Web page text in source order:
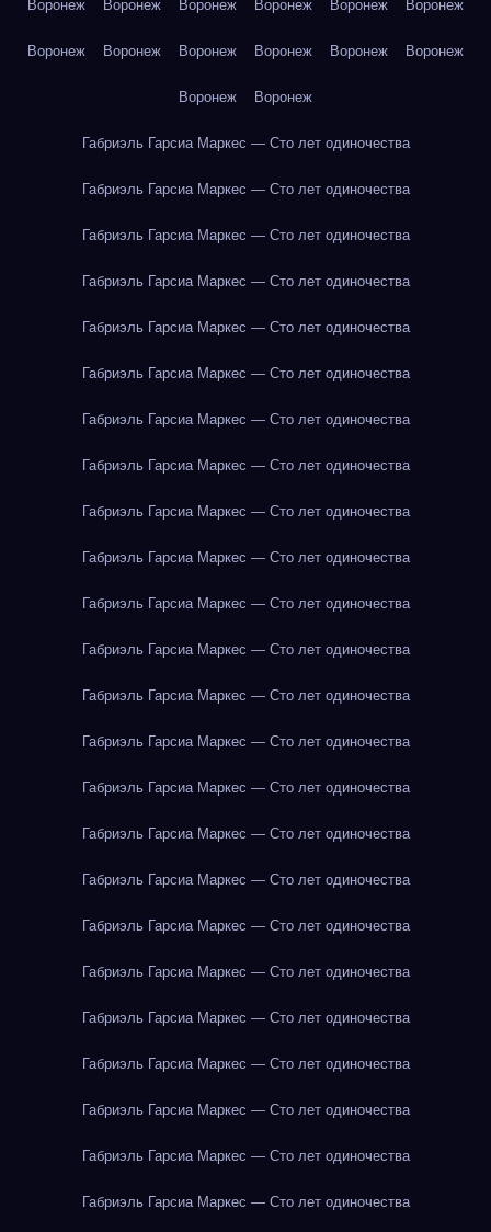
Воронеж Воронеж Воронеж Воронеж Воронеж Воронеж
Воронеж Воронеж Воронеж Воронеж Воронеж Воронеж
Воронеж Воронеж
Габриэль Гарсиа Маркес — Сто лет одиночества
Габриэль Гарсиа Маркес — Сто лет одиночества
Габриэль Гарсиа Маркес — Сто лет одиночества
Габриэль Гарсиа Маркес — Сто лет одиночества
Габриэль Гарсиа Маркес — Сто лет одиночества
Габриэль Гарсиа Маркес — Сто лет одиночества
Габриэль Гарсиа Маркес — Сто лет одиночества
Габриэль Гарсиа Маркес — Сто лет одиночества
Габриэль Гарсиа Маркес — Сто лет одиночества
Габриэль Гарсиа Маркес — Сто лет одиночества
Габриэль Гарсиа Маркес — Сто лет одиночества
Габриэль Гарсиа Маркес — Сто лет одиночества
Габриэль Гарсиа Маркес — Сто лет одиночества
Габриэль Гарсиа Маркес — Сто лет одиночества
Габриэль Гарсиа Маркес — Сто лет одиночества
Габриэль Гарсиа Маркес — Сто лет одиночества
Габриэль Гарсиа Маркес — Сто лет одиночества
Габриэль Гарсиа Маркес — Сто лет одиночества
Габриэль Гарсиа Маркес — Сто лет одиночества
Габриэль Гарсиа Маркес — Сто лет одиночества
Габриэль Гарсиа Маркес — Сто лет одиночества
Габриэль Гарсиа Маркес — Сто лет одиночества
Габриэль Гарсиа Маркес — Сто лет одиночества
Габриэль Гарсиа Маркес — Сто лет одиночества